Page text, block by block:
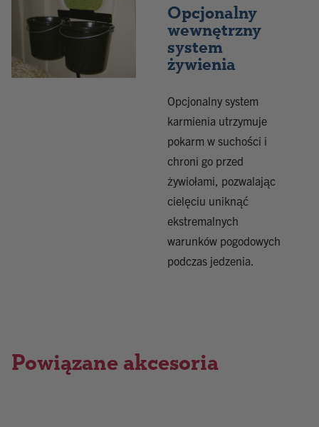
Opcjonalny
wewnętrzny
system
żywienia
Opcjonalny system
karmienia utrzymuje
pokarm w suchości i
chroni go przed
żywiołami, pozwalając
cielęciu uniknąć
ekstremalnych
warunków pogodowych
podczas jedzenia.
Powiązane akcesoria